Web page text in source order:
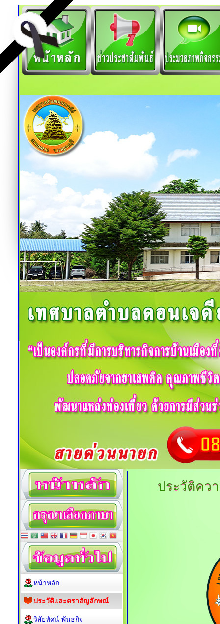
ประวัติคว
หน้าหลัก
ประวัติและตราสัญลักษณ์
วิสัยทัศน์ พันธกิจ